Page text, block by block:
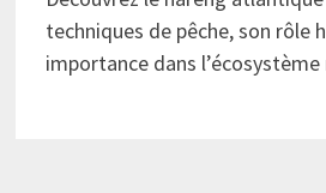
techniques de pêche, son rôle
importance dans l’écosystème